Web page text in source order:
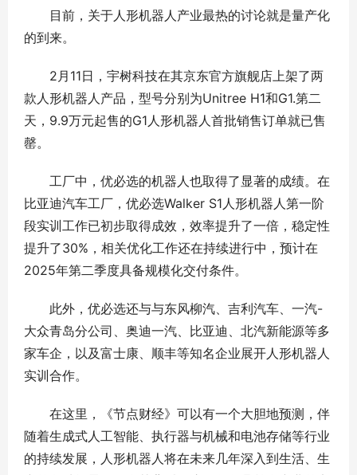
目前，关于人形机器人产业最热的讨论就是量产化
的到来。
2月11日，宇树科技在其京东官方旗舰店上架了两
款人形机器人产品，型号分别为Unitree H1和G1.第二
天，9.9万元起售的G1人形机器人首批销售订单就已售
罄。
工厂中，优必选的机器人也取得了显著的成绩。在
比亚迪汽车工厂，优必选Walker S1人形机器人第一阶
段实训工作已初步取得成效，效率提升了一倍，稳定性
提升了30%，相关优化工作还在持续进行中，预计在
2025年第二季度具备规模化交付条件。
此外，优必选还与与东风柳汽、吉利汽车、一汽-
大众青岛分公司、奥迪一汽、比亚迪、北汽新能源等多
家车企，以及富士康、顺丰等知名企业展开人形机器人
实训合作。
在这里，《节点财经》可以有一个大胆地预测，伴
随着生成式人工智能、执行器与机械和电池存储等行业
的持续发展，人形机器人将在未来几年深入到生活、生